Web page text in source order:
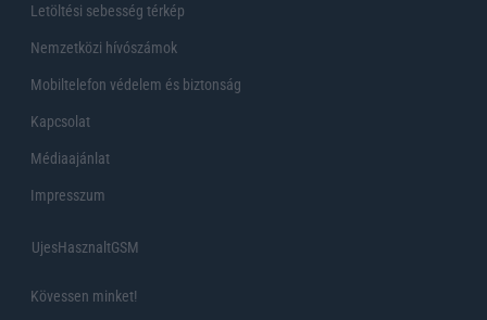
Letöltési sebesség térkép
Nemzetközi hívószámok
Mobiltelefon védelem és biztonság
Kapcsolat
Médiaajánlat
Impresszum
UjesHasznaltGSM
Kövessen minket!